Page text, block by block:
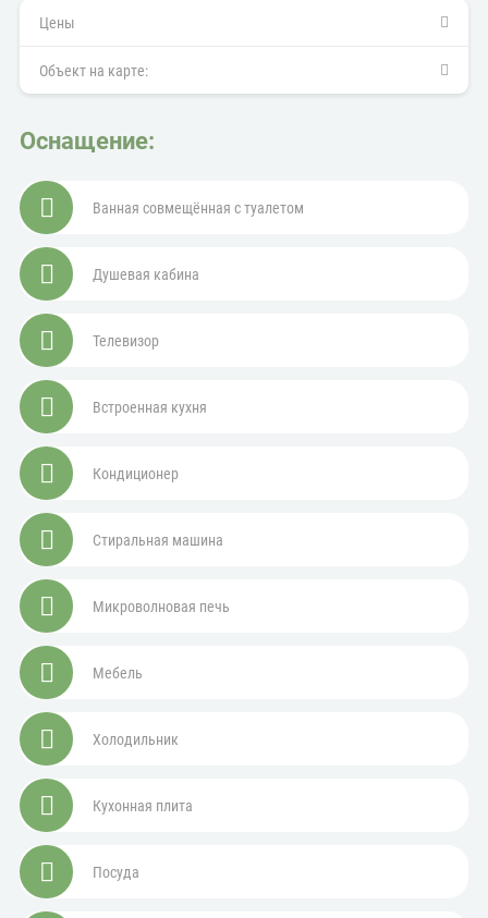
Цены
Объект на карте:
Оснащение:
Ванная совмещённая с туалетом
Душевая кабина
Телевизор
Встроенная кухня
Кондиционер
Стиральная машина
Микроволновая печь
Мебель
Холодильник
Кухонная плита
Посуда